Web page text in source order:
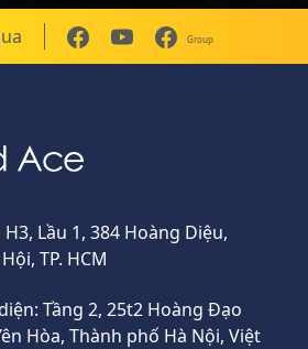
Group
Lầu 1, 384 Hoàng Diệu,
TP. HCM
Tầng 2, 25t2 Hoàng Đạo
Hòa, Thành phố Hà Nội, Việt